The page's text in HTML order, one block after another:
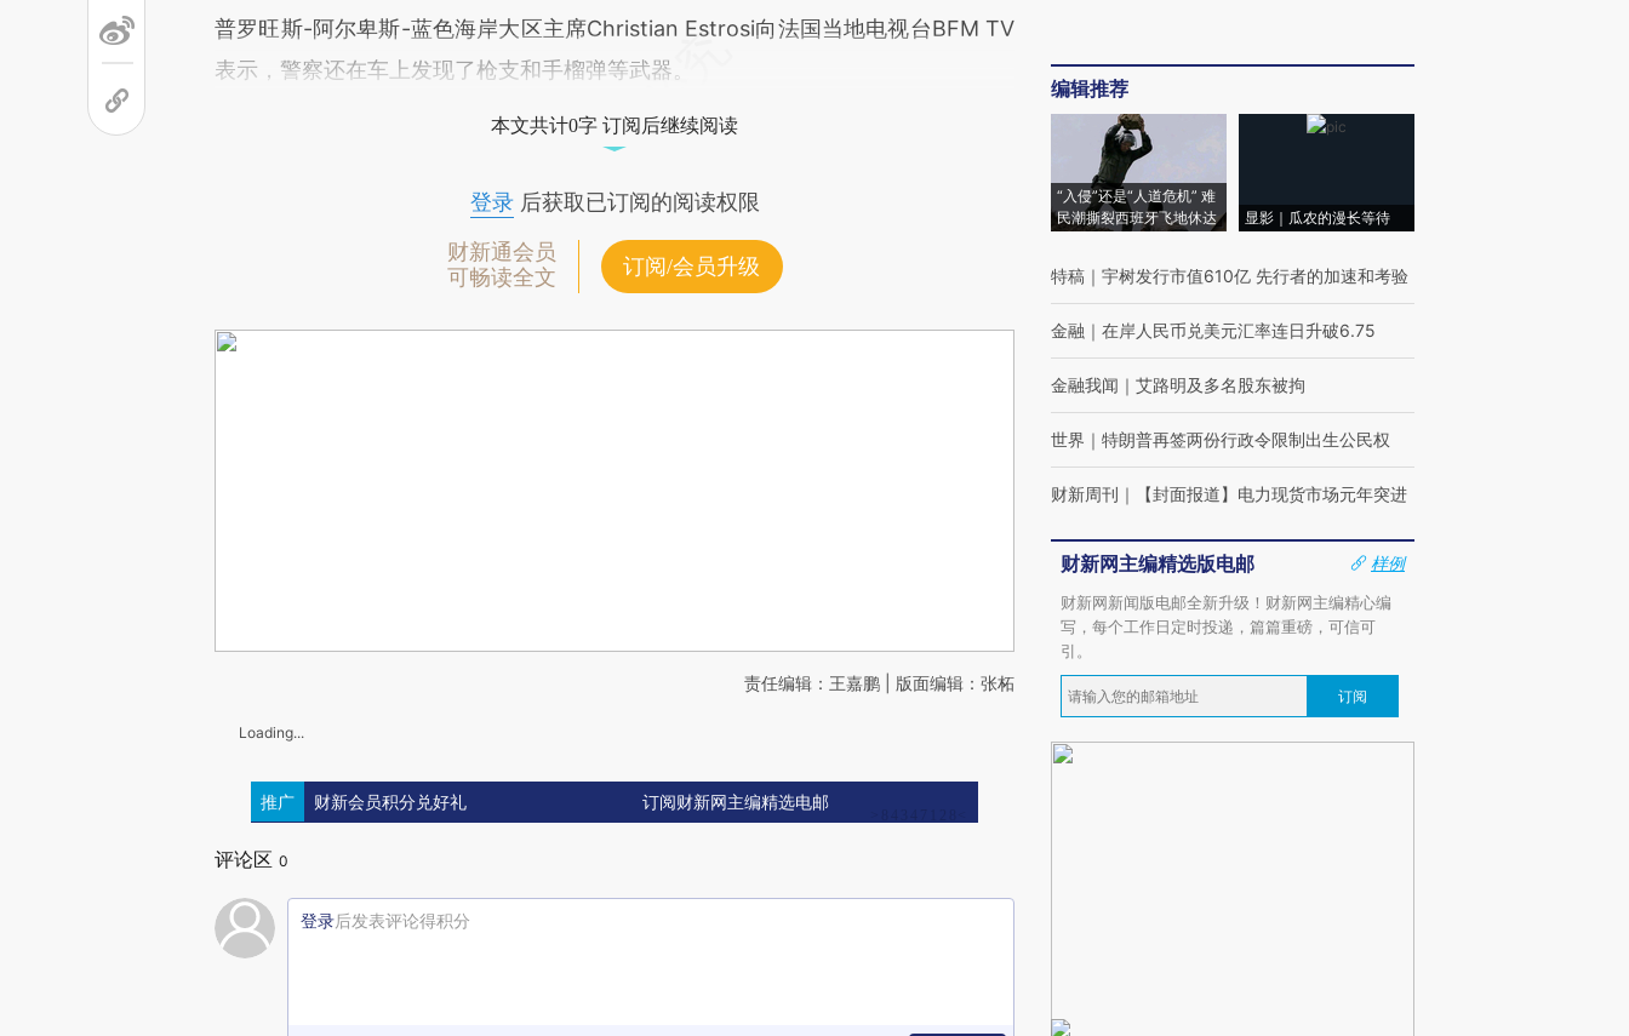
普罗旺斯-阿尔卑斯-蓝色海岸大区主席Christian Estrosi向法国当地电视台BFM TV
表示，警察还在车上发现了枪支和手榴弹等武器。
本文共计0字 订阅后继续阅读
登录后获取已订阅的阅读权限
财新通会员
可畅读全文
订阅/会员升级
责任编辑：王嘉鹏 | 版面编辑：张柘
Loading...
推广 财新会员积分兑好礼 订阅财新网主编精选电邮
评论区 0
登录后发表评论得积分
编辑推荐
“入侵”还是“人道危机” 难
民潮撕裂西班牙飞地休达
显影｜瓜农的漫长等待
特稿 ｜ 宇树发行市值610亿 先行者的加速和考验
金融 ｜ 在岸人民币兑美元汇率连日升破6.75
金融我闻 ｜ 艾路明及多名股东被拘
世界 ｜ 特朗普再签两份行政令限制出生公民权
财新周刊 ｜ 【封面报道】电力现货市场元年突进
财新网主编精选版电邮
样例
财新网新闻版电邮全新升级！财新网主编精心编
写，每个工作日定时投递，篇篇重磅，可信可
引。
订阅